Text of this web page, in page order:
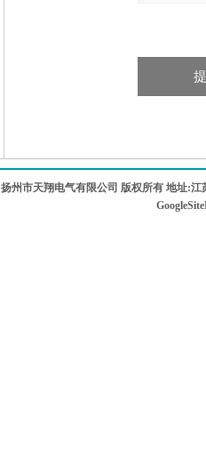
扬州市天翔电气有限公司 版权所有 地址: